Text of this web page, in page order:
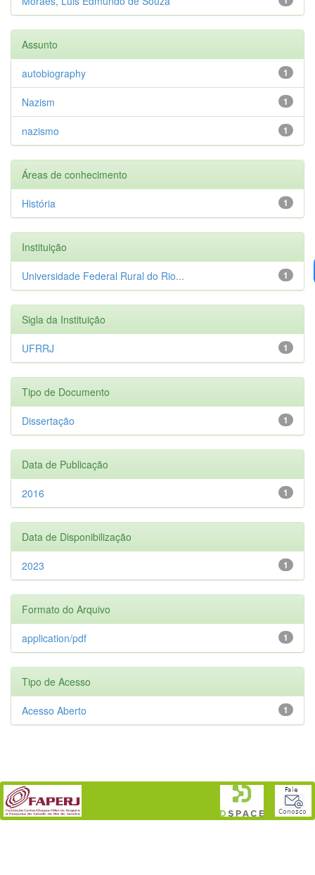
Assunto
1
autobiography
1
Nazism
1
nazismo
Áreas de conhecimento
1
História
Instituição
1
Universidade Federal Rural do Rio...
Sigla da Instituição
1
UFRRJ
Tipo de Documento
1
Dissertação
Data de Publicação
1
2016
Data de Disponibilização
1
2023
Formato do Arquivo
1
application/pdf
Tipo de Acesso
1
Acesso Aberto